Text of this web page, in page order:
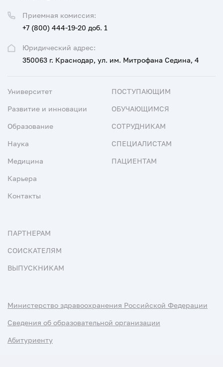
Юридический адрес:
350063 г. Краснодар, ул. им. Митрофана Седина, 4
Приемная комиссия:
+7 (800) 444-19-20 доб. 1
Университет
Развитие и инновации
Образование
Наука
Медицина
Карьера
Контакты
ПОСТУПАЮЩИМ
ОБУЧАЮЩИМСЯ
СОТРУДНИКАМ
СПЕЦИАЛИСТАМ
ПАЦИЕНТАМ
ПАРТНЕРАМ
СОИСКАТЕЛЯМ
ВЫПУСКНИКАМ
Министерство здравоохранения Российской Федерации
Сведения об образовательной организации
Абитуриенту